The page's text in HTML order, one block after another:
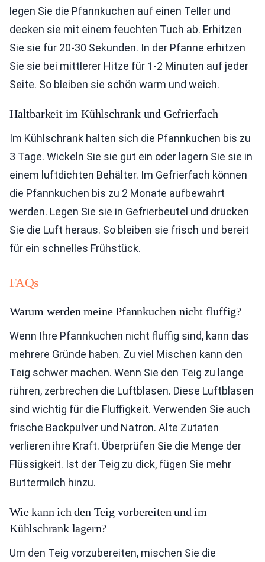
legen Sie die Pfannkuchen auf einen Teller und
decken sie mit einem feuchten Tuch ab. Erhitzen
Sie sie für 20-30 Sekunden. In der Pfanne erhitzen
Sie sie bei mittlerer Hitze für 1-2 Minuten auf jeder
Seite. So bleiben sie schön warm und weich.
Haltbarkeit im Kühlschrank und Gefrierfach
Im Kühlschrank halten sich die Pfannkuchen bis zu
3 Tage. Wickeln Sie sie gut ein oder lagern Sie sie in
einem luftdichten Behälter. Im Gefrierfach können
die Pfannkuchen bis zu 2 Monate aufbewahrt
werden. Legen Sie sie in Gefrierbeutel und drücken
Sie die Luft heraus. So bleiben sie frisch und bereit
für ein schnelles Frühstück.
FAQs
Warum werden meine Pfannkuchen nicht fluffig?
Wenn Ihre Pfannkuchen nicht fluffig sind, kann das
mehrere Gründe haben. Zu viel Mischen kann den
Teig schwer machen. Wenn Sie den Teig zu lange
rühren, zerbrechen die Luftblasen. Diese Luftblasen
sind wichtig für die Fluffigkeit. Verwenden Sie auch
frische Backpulver und Natron. Alte Zutaten
verlieren ihre Kraft. Überprüfen Sie die Menge der
Flüssigkeit. Ist der Teig zu dick, fügen Sie mehr
Buttermilch hinzu.
Wie kann ich den Teig vorbereiten und im
Kühlschrank lagern?
Um den Teig vorzubereiten, mischen Sie die